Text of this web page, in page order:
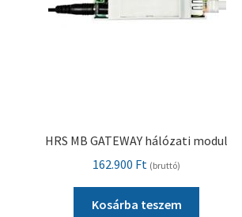
HRS MB GATEWAY hálózati modul
162.900 Ft (bruttó)
Kosárba teszem